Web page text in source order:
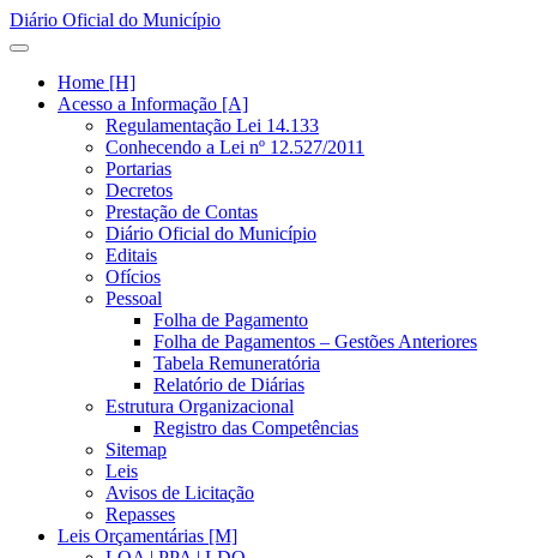
Diário Oficial do Município
Home [H]
Acesso a Informação [A]
Regulamentação Lei 14.133
Conhecendo a Lei nº 12.527/2011
Portarias
Decretos
Prestação de Contas
Diário Oficial do Município
Editais
Ofícios
Pessoal
Folha de Pagamento
Folha de Pagamentos – Gestões Anteriores
Tabela Remuneratória
Relatório de Diárias
Estrutura Organizacional
Registro das Competências
Sitemap
Leis
Avisos de Licitação
Repasses
Leis Orçamentárias [M]